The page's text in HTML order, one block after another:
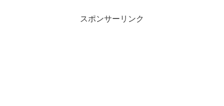
スポンサーリンク